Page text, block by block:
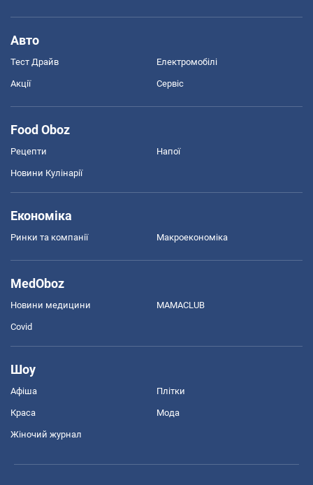
Авто
Тест Драйв Електромобілі
Акції Сервіс
Food Oboz
Рецепти Напої
Новини Кулінарії
Економіка
Ринки та компанії Макроекономіка
MedOboz
Новини медицини MAMACLUB
Covid
Шоу
Афіша Плітки
Краса Мода
Жіночий журнал